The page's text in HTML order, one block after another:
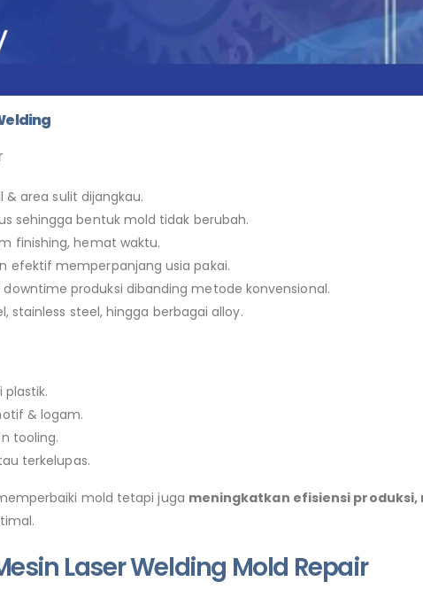
area sulit dijangkau.
sehingga bentuk mold tidak berubah.
finishing, hemat waktu.
efektif memperpanjang usia pakai.
produksi dibanding metode konvensional.
steel, hingga berbagai alloy.
& logam.
tooling.
terkelupas.
mold tetapi juga meningkatkan efisiensi produksi,
Laser Welding Mold Repair